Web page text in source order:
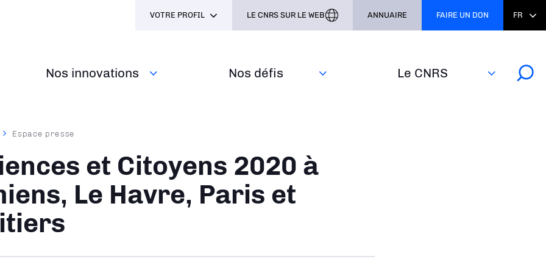
Nos innovations Nos défis‎ Le CNRS
VOTRE PROFIL LE CNRS SUR LE WEB ANNUAIRE FAIRE UN DON FR
Espace presse
et Citoyens 2020 à
Le Havre, Paris et